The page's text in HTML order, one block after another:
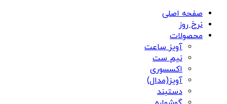
صفحه اصلی
نرخ روز
محصولات
آویز ساعت
نیم ست
اکسسوری
آویز(مدال)
دستبند